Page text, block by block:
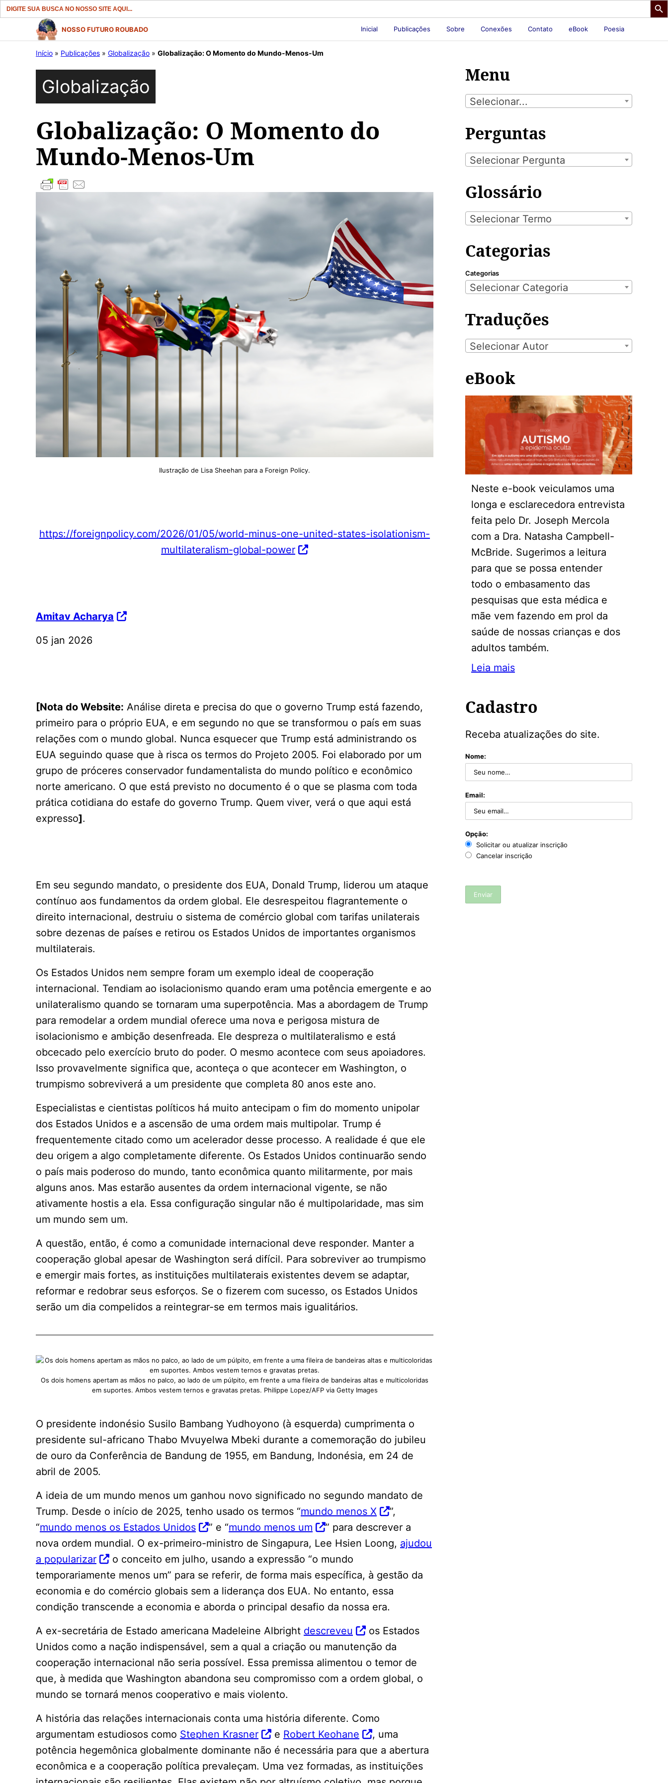
Search
for:
conteúdo
NOSSO FUTURO ROUBADO Inicial Publicações Sobre Conexões Contato eBook Poesia
Início » Publicações » Globalização » Globalização: O Momento do Mundo-Menos-Um
Globalização
Globalização: O Momento do
Mundo-Menos-Um
Ilustração de Lisa Sheehan para a Foreign Policy.
https://foreignpolicy.com/2026/01/05/world-minus-one-united-states-isolationism-
multilateralism-global-power
Amitav Acharya
05 jan 2026
[Nota do Website: Análise direta e precisa do que o governo Trump está fazendo,
primeiro para o próprio EUA, e em segundo no que se transformou o país em suas
relações com o mundo global. Nunca esquecer que Trump está administrando os
EUA seguindo quase que à risca os termos do Projeto 2005. Foi elaborado por um
grupo de próceres conservador fundamentalista do mundo político e econômico
norte americano. O que está previsto no documento é o que se plasma com toda
prática cotidiana do estafe do governo Trump. Quem viver, verá o que aqui está
expresso].
Em seu segundo mandato, o presidente dos EUA, Donald Trump, liderou um ataque
contínuo aos fundamentos da ordem global. Ele desrespeitou flagrantemente o
direito internacional, destruiu o sistema de comércio global com tarifas unilaterais
sobre dezenas de países e retirou os Estados Unidos de importantes organismos
multilaterais.
Os Estados Unidos nem sempre foram um exemplo ideal de cooperação
internacional. Tendiam ao isolacionismo quando eram uma potência emergente e ao
unilateralismo quando se tornaram uma superpotência. Mas a abordagem de Trump
para remodelar a ordem mundial oferece uma nova e perigosa mistura de
isolacionismo e ambição desenfreada. Ele despreza o multilateralismo e está
obcecado pelo exercício bruto do poder. O mesmo acontece com seus apoiadores.
Isso provavelmente significa que, aconteça o que acontecer em Washington, o
trumpismo sobreviverá a um presidente que completa 80 anos este ano.
Especialistas e cientistas políticos há muito antecipam o fim do momento unipolar
dos Estados Unidos e a ascensão de uma ordem mais multipolar. Trump é
frequentemente citado como um acelerador desse processo. A realidade é que ele
deu origem a algo completamente diferente. Os Estados Unidos continuarão sendo
o país mais poderoso do mundo, tanto econômica quanto militarmente, por mais
alguns anos. Mas estarão ausentes da ordem internacional vigente, se não
ativamente hostis a ela. Essa configuração singular não é multipolaridade, mas sim
um mundo sem um.
A questão, então, é como a comunidade internacional deve responder. Manter a
cooperação global apesar de Washington será difícil. Para sobreviver ao trumpismo
e emergir mais fortes, as instituições multilaterais existentes devem se adaptar,
reformar e redobrar seus esforços. Se o fizerem com sucesso, os Estados Unidos
serão um dia compelidos a reintegrar-se em termos mais igualitários.
Os dois homens apertam as mãos no palco, ao lado de um púlpito, em frente a uma fileira de bandeiras altas e multicoloridas
em suportes. Ambos vestem ternos e gravatas pretas. Philippe Lopez/AFP via Getty Images
O presidente indonésio Susilo Bambang Yudhoyono (à esquerda) cumprimenta o
presidente sul-africano Thabo Mvuyelwa Mbeki durante a comemoração do jubileu
de ouro da Conferência de Bandung de 1955, em Bandung, Indonésia, em 24 de
abril de 2005.
A ideia de um mundo menos um ganhou novo significado no segundo mandato de
Trump. Desde o início de 2025, tenho usado os termos “mundo menos X
”,
“mundo menos os Estados Unidos ” e “mundo menos um
” para descrever a
nova ordem mundial. O ex-primeiro-ministro de Singapura, Lee Hsien Loong, ajudou
a popularizar
o conceito em julho, usando a expressão “o mundo
temporariamente menos um” para se referir, de forma mais específica, à gestão da
economia e do comércio globais sem a liderança dos EUA. No entanto, essa
condição transcende a economia e aborda o principal desafio da nossa era.
A ex-secretária de Estado americana Madeleine Albright descreveu
os Estados
Unidos como a nação indispensável, sem a qual a criação ou manutenção da
cooperação internacional não seria possível. Essa premissa alimentou o temor de
que, à medida que Washington abandona seu compromisso com a ordem global, o
mundo se tornará menos cooperativo e mais violento.
A história das relações internacionais conta uma história diferente. Como
argumentam estudiosos como Stephen Krasner e Robert Keohane
, uma
potência hegemônica globalmente dominante não é necessária para que a abertura
econômica e a cooperação política prevaleçam. Uma vez formadas, as instituições
Menu
Selecionar...
Perguntas
Selecionar Pergunta
Glossário
Selecionar Termo
Categorias
Categorias
Selecionar Categoria
Traduções
Selecionar Autor
eBook
Neste e-book veiculamos uma
longa e esclarecedora entrevista
feita pelo Dr. Joseph Mercola
com a Dra. Natasha Campbell-
McBride. Sugerimos a leitura
para que se possa entender
todo o embasamento das
pesquisas que esta médica e
mãe vem fazendo em prol da
saúde de nossas crianças e dos
adultos também.
Leia mais
Cadastro
Receba atualizações do site.
Nome:
Email:
Opção:
Solicitar ou atualizar inscrição
Cancelar inscrição